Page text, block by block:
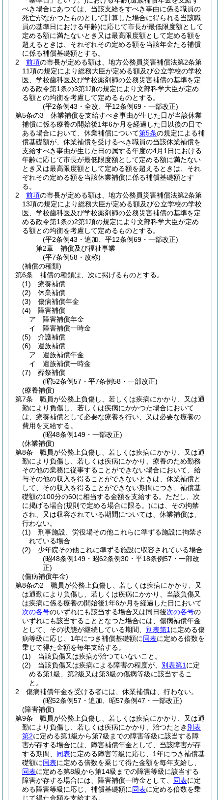
べき場合にあつては、当該支給をすべき事由に係る職員の
死亡がなかつたものとして計算した場合に得られる当該職
員の基準日における年齢)に応じて市長が最低限度額として
定める額に満たないとき又は最高限度額として定める額を
超えるときは、それぞれその定める額を当該年金たる補償
に係る補償基礎額とする。
2
前項の市長が定める額は、地方公務員災害補償法第2条第
11項の規定により総務大臣が定める額及び公立学校の学校
医、学校歯科医及び学校薬剤師の公務災害補償の基準を定
める政令第1条の3第1項の規定により文部科学大臣が定め
る額との均衡を考慮して定めるものとする。
(平2条例43・全改、平12条例69・一部改正)
第5条の3
休業補償を支給すべき事由が生じた日が当該休業
補償に係る療養の開始後1年6か月を経過した日以後の日で
ある場合において、休業補償について第5条の規定による補
償基礎額が、休業補償を受けるべき職員の当該休業補償を
支給すべき事由が生じた日の属する年度の4月1日における
年齢に応じて市長が最低限度額として定める額に満たない
とき又は最高限度額として定める額を超えるときは、それ
ぞれその定める額を当該休業補償に係る補償基礎額とす
る。
2
前項の市長が定める額は、地方公務員災害補償法第2条第
13項の規定により総務大臣が定める額及び公立学校の学校
医、学校歯科医及び学校薬剤師の公務災害補償の基準を定
める政令第1条の2第1項の規定により文部科学大臣が定め
る額との均衡を考慮して定めるものとする。
(平2条例43・追加、平12条例69・一部改正)
第2章
補償及び福祉事業
(平7条例58・改称)
(補償の種類)
第6条
補償の種類は、次に掲げるものとする。
(1)
療養補償
(2)
休業補償
(3)
傷病補償年金
(4)
障害補償
ア
障害補償年金
イ
障害補償一時金
(5)
介護補償
(6)
遺族補償
ア
遺族補償年金
イ
遺族補償一時金
(7)
葬祭補償
(昭52条例57・平7条例58・一部改正)
(療養補償)
第7条
職員が公務上負傷し、若しくは疾病にかかり、又は通
勤により負傷し、若しくは疾病にかかつた場合において
は、療養補償として必要な療養を行い、又は必要な療養の
費用を支給する。
(昭48条例149・一部改正)
(休業補償)
第8条
職員が公務上負傷し、若しくは疾病にかかり、又は通
勤により負傷し、若しくは疾病にかかり、療養のため勤務
その他の業務に従事することができない場合において、給
与その他の収入を得ることができないときは、休業補償と
して、その収入を得ることができない期間につき、補償基
礎額の100分の60に相当する金額を支給する。 ただし、次
に掲げる場合(規則で定める場合に限る。)には、その拘禁
され、又は収容されている期間については、休業補償は、
行わない。
(1)
刑事施設、労役場その他これらに準ずる施設に拘禁さ
れている場合
(2)
少年院その他これに準ずる施設に収容されている場合
(昭48条例149・昭62条例30・平18条例57・一部改
正)
(傷病補償年金)
第8条の2
職員が公務上負傷し、若しくは疾病にかかり、又
は通勤により負傷し、若しくは疾病にかかり、当該負傷又
は疾病に係る療養の開始後1年6か月を経過した日において
次の各号のいずれにも該当する場合又は同日後次の各号の
いずれにも該当することとなつた場合には、傷病補償年金
として、その状態が継続している期間、 別表第1 に定める傷
病等級に応じ、1年につき補償基礎額に同表に定める倍数を
乗じて得た金額を毎年支給する。
(1)
当該負傷又は疾病が治つていないこと。
(2)
当該負傷又は疾病による障害の程度が、 別表第1 に定
める第1級、第2級又は第3級の傷病等級に該当するこ
と。
2
傷病補償年金を受ける者には、休業補償は、行わない。
(昭52条例57・追加、昭57条例47・一部改正)
(障害補償)
第9条
職員が公務上負傷し、若しくは疾病にかかり、又は通
勤により負傷し、若しくは疾病にかかり、治つたとき 別表
第2に定める第1級から第7級までの障害等級に該当する障
害が存する場合には、障害補償年金として、当該障害が存
する期間、 同表に定める障害等級に応じ、1年につき補償基
礎額に同表に定める倍数を乗じて得た金額を毎年支給し、
同表に定める第8級から第14級までの障害等級に該当する
障害が存する場合には、障害補償一時金として、 同表に定
める障害等級に応じ、補償基礎額に同表に定める倍数を乗
じて得た金額を支給する。